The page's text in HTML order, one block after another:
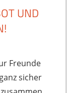
UND
Freunde
sicher